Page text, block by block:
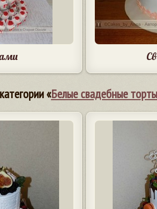
«Белые свадебные торты